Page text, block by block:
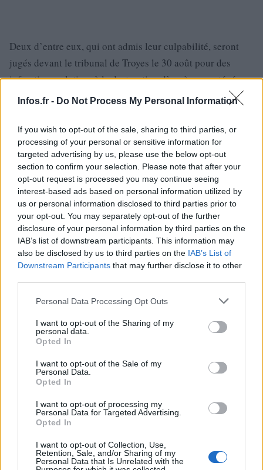
Infos.fr - Do Not Process My Personal Information
If you wish to opt-out of the sale, sharing to third parties, or
processing of your personal or sensitive information for
targeted advertising by us, please use the below opt-out
section to confirm your selection. Please note that after your
opt-out request is processed you may continue seeing
interest-based ads based on personal information utilized by
us or personal information disclosed to third parties prior to
your opt-out. You may separately opt-out of the further
disclosure of your personal information by third parties on the
IAB’s list of downstream participants. This information may
also be disclosed by us to third parties on the IAB’s List of
Downstream Participants that may further disclose it to other
Please note that this website/app uses one or more Google
not limited to your visit or usage behaviour. You may click to
grant or deny consent to Google and its third-party tags to
use your data for below specified purposes in below Google
consent section.
Personal Data Processing Opt Outs
I want to opt-out of the Sharing of my
personal data.
Opted In
I want to opt-out of the Sale of my
Personal Data.
Opted In
I want to opt-out of processing my
Personal Data for Targeted Advertising.
Opted In
I want to opt-out of Collection, Use,
Retention, Sale, and/or Sharing of my
Personal Data that Is Unrelated with the
Deux d’entre eux, qui ont admis leur culpabilité, seront
jugés devant le tribunal de Troyes le 30 août pour des
infractions relatives à la destruction d’espèces protégées,
à l’utilisation et à la possession illégales de produits
parquet. Le troisième individu a été innocenté.
Un « meilleur suivi des espèces »
Pour les partisans de la protection de la biodiversité et des
oiseaux, ces deux poursuites judiciaires ont été rendues
possibles grâce à un suivi plus rigoureux des espèces, en
particulier celles qui ont été réintroduites. Cédric Marteau,
le directeur de la Ligue de protection des oiseaux (LPO),
déclare que la poursuite en justice de ces deux affaires de
braconnage démontre les effets bénéfiques d’un « meilleur
suivi des espèces ». Il attribue cette amélioration aux
balises utilisées pour suivre les oiseaux, ainsi qu’à la prise
de conscience accrue des juges concernant la destruction
de ce patrimoine naturel. « Plus nous utilisons ces
insignifiant », affirme Cédric Marteau. Il ajoute même que
pour certaines espèces protégées, l’empoisonnement ou la
chasse sont les principales causes de décès.
Selon la LPO, la régulation des « destructions illégales »
est encore loin d’être aussi efficace qu’elle pourrait l’être
et ils ont insisté sur la nécessité de maintenir une politique